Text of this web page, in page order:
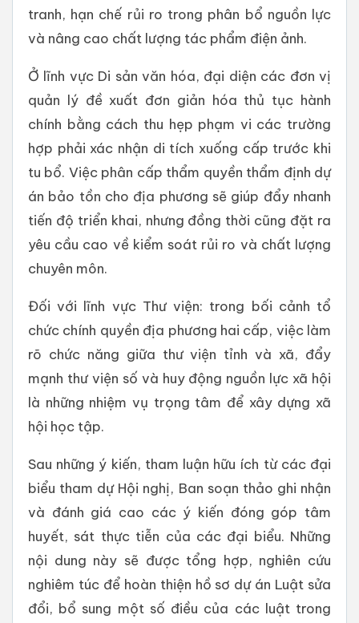
tranh, hạn chế rủi ro trong phân bổ nguồn lực
và nâng cao chất lượng tác phẩm điện ảnh.
Ở lĩnh vực Di sản văn hóa, đại diện các đơn vị
quản lý đề xuất đơn giản hóa thủ tục hành
chính bằng cách thu hẹp phạm vi các trường
hợp phải xác nhận di tích xuống cấp trước khi
tu bổ. Việc phân cấp thẩm quyền thẩm định dự
án bảo tồn cho địa phương sẽ giúp đẩy nhanh
tiến độ triển khai, nhưng đồng thời cũng đặt ra
yêu cầu cao về kiểm soát rủi ro và chất lượng
chuyên môn.
Đối với lĩnh vực Thư viện: trong bối cảnh tổ
chức chính quyền địa phương hai cấp, việc làm
rõ chức năng giữa thư viện tỉnh và xã, đẩy
mạnh thư viện số và huy động nguồn lực xã hội
là những nhiệm vụ trọng tâm để xây dựng xã
hội học tập.
Sau những ý kiến, tham luận hữu ích từ các đại
biểu tham dự Hội nghị, Ban soạn thảo ghi nhận
và đánh giá cao các ý kiến đóng góp tâm
huyết, sát thực tiễn của các đại biểu. Những
nội dung này sẽ được tổng hợp, nghiên cứu
nghiêm túc để hoàn thiện hồ sơ dự án Luật sửa
đổi, bổ sung một số điều của các luật trong